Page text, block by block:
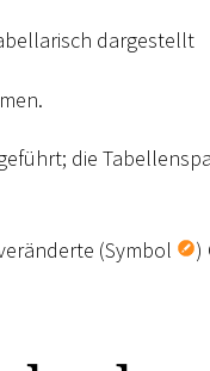
dargestellt
die
(Symbol
)